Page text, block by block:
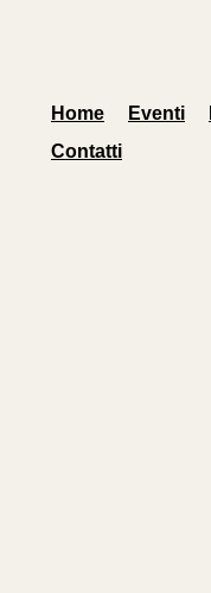
Home Eventi
Contatti